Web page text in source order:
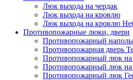
Люк выхода на чердак
Люк выхода на кровлю
Люк выхода на кровлю
Противопожарные люки, двери
Противопожарный
Противопожарная дверь
Противопожарный люк на
Противопожарный люк
Противопожарный люк